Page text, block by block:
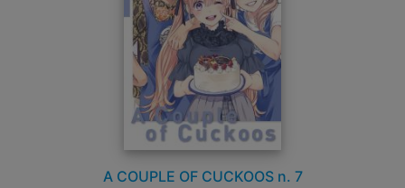
A COUPLE OF CUCKOOS n. 7